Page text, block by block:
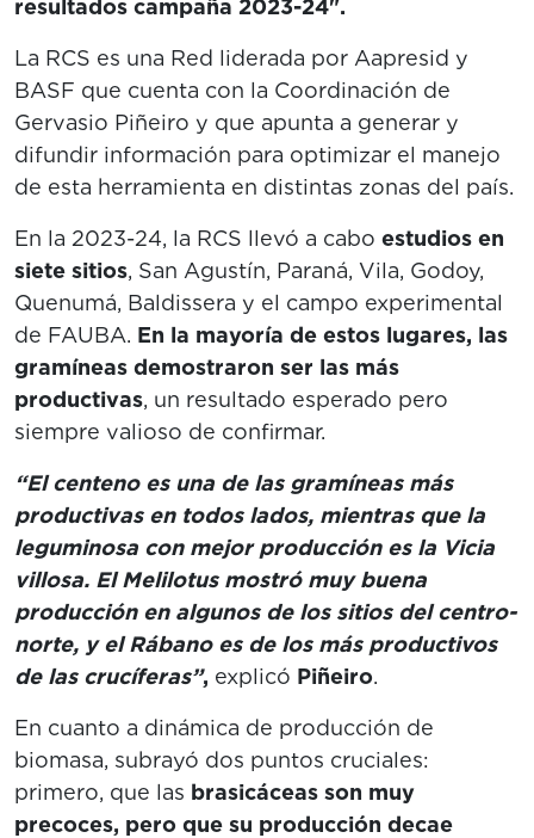
resultados campaña 2023-24".
La RCS es una Red liderada por Aapresid y
BASF que cuenta con la Coordinación de
Gervasio Piñeiro y que apunta a generar y
difundir información para optimizar el manejo
de esta herramienta en distintas zonas del país.
En la 2023-24, la RCS llevó a cabo estudios en
siete sitios, San Agustín, Paraná, Vila, Godoy,
Quenumá, Baldissera y el campo experimental
de FAUBA. En la mayoría de estos lugares, las
gramíneas demostraron ser las más
productivas, un resultado esperado pero
siempre valioso de confirmar.
“El centeno es una de las gramíneas más
productivas en todos lados, mientras que la
leguminosa con mejor producción es la Vicia
villosa. El Melilotus mostró muy buena
producción en algunos de los sitios del centro-
norte, y el Rábano es de los más productivos
de las crucíferas”, explicó Piñeiro.
En cuanto a dinámica de producción de
biomasa, subrayó dos puntos cruciales:
primero, que las brasicáceas son muy
precoces, pero que su producción decae